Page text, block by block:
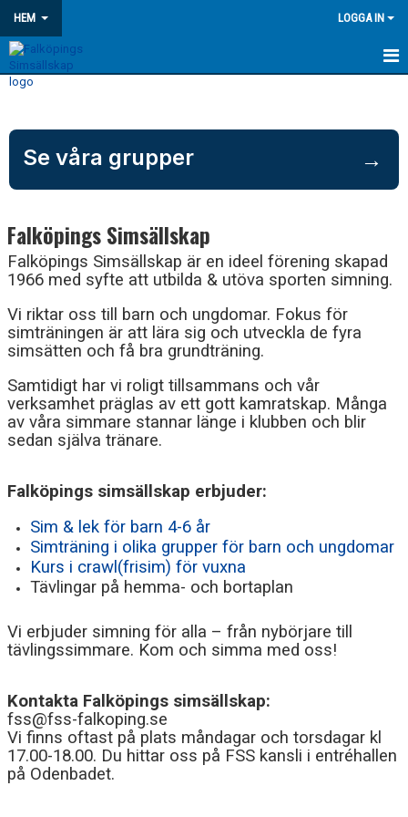
HEM LOGGA IN
HEM
AKTUELLT
MEDLEMSKAP
FUNKTIONÄR
KALENDER
Se våra grupper →
Falköpings Simsällskap
Falköpings Simsällskap är en ideel förening skapad
1966 med syfte att utbilda & utöva sporten simning.
Vi riktar oss till barn och ungdomar. Fokus för
simträningen är att lära sig och utveckla de fyra
simsätten och få bra grundträning.
Samtidigt har vi roligt tillsammans och vår
verksamhet präglas av ett gott kamratskap. Många
av våra simmare stannar länge i klubben och blir
sedan själva tränare.
Falköpings simsällskap erbjuder:
Sim & lek för barn 4-6 år
Simträning i olika grupper för barn och ungdomar
Kurs i crawl(frisim) för vuxna
Tävlingar på hemma- och bortaplan
Vi erbjuder simning för alla – från nybörjare till
tävlingssimmare. Kom och simma med oss!
Kontakta Falköpings simsällskap:
fss@fss-falkoping.se
Vi finns oftast på plats måndagar och torsdagar kl
17.00-18.00. Du hittar oss på FSS kansli i entréhallen
på Odenbadet.